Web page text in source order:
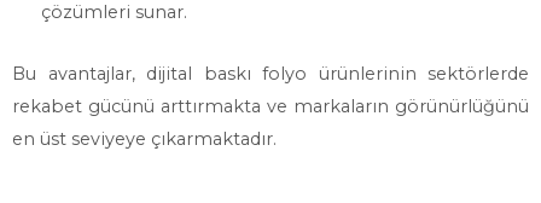
çözümleri sunar.
Bu avantajlar, dijital baskı folyo ürünlerinin sektörlerde
rekabet gücünü arttırmakta ve markaların görünürlüğünü
en üst seviyeye çıkarmaktadır.